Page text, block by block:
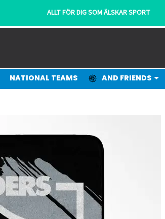
ALLT FÖR DIG SOM ÄLSKAR SPORT
NATIONAL TEAMS AND FRIENDS